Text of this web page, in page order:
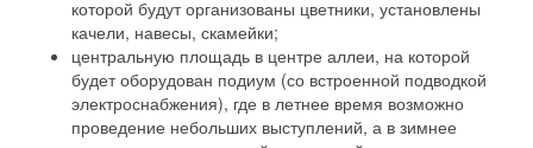
которой будут организованы цветники, установлены
качели, навесы, скамейки;
центральную площадь в центре аллеи, на которой
будет оборудован подиум (со встроенной подводкой
электроснабжения), где в летнее время возможно
проведение небольших выступлений, а в зимнее